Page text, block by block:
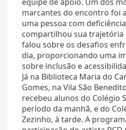
marcantes do encontro foi
uma pessoa com
compartilhou sua trajetória
falou sobre os desafios
dia, proporcionando uma
sobre inclusão e
Já na Biblioteca Maria do
Gomes, na Vila São
recebeu alunos do Colégio
período da manhã, e do
Zezinho, à tarde. A